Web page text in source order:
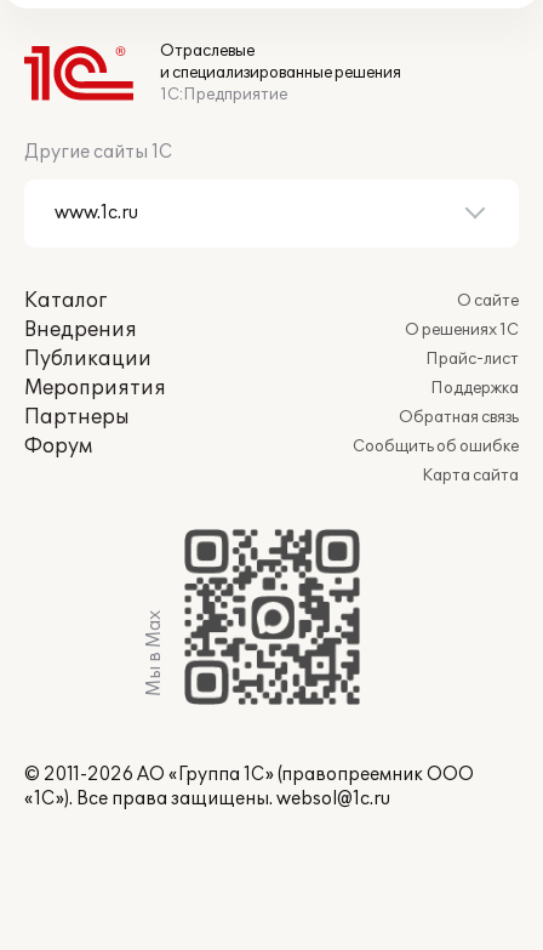
Отраслевые
и специализированные решения
1С:Предприятие
Другие сайты 1С
Каталог
Внедрения
Публикации
Мероприятия
Партнеры
Форум
О сайте
О решениях 1С
Прайс-лист
Поддержка
Обратная связь
Сообщить об ошибке
Карта сайта
Мы в Max
© 2011-2026 АО «Группа 1С» (правопреемник ООО
«1С»). Все права защищены. websol@1c.ru